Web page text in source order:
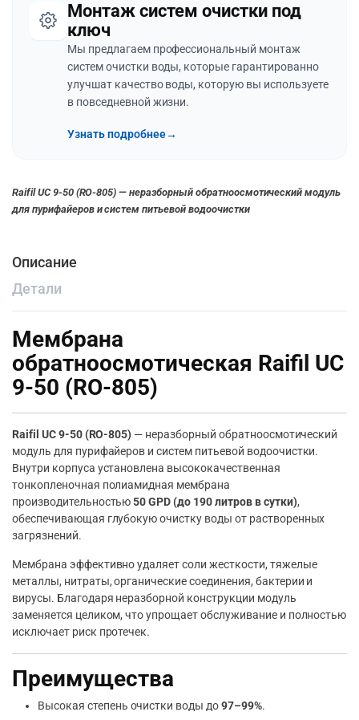
Монтаж систем очистки под
ключ
Мы предлагаем профессиональный монтаж
систем очистки воды, которые гарантированно
улучшат качество воды, которую вы используете
в повседневной жизни.
Узнать подробнее→
Raifil UC 9-50 (RO-805) — неразборный обратноосмотический модуль
для пурифайеров и систем питьевой водоочистки
Описание
Детали
Мембрана
обратноосмотическая Raifil UC
9-50 (RO-805)
Raifil UC 9-50 (RO-805) — неразборный обратноосмотический
модуль для пурифайеров и систем питьевой водоочистки.
Внутри корпуса установлена высококачественная
тонкопленочная полиамидная мембрана
производительностью50 GPD (до 190 литров в сутки),
обеспечивающая глубокую очистку воды от растворенных
загрязнений.
Мембрана эффективно удаляет соли жесткости, тяжелые
металлы, нитраты, органические соединения, бактерии и
вирусы. Благодаря неразборной конструкции модуль
заменяется целиком, что упрощает обслуживание и полностью
исключает риск протечек.
Преимущества
Высокая степень очистки воды до97–99%.